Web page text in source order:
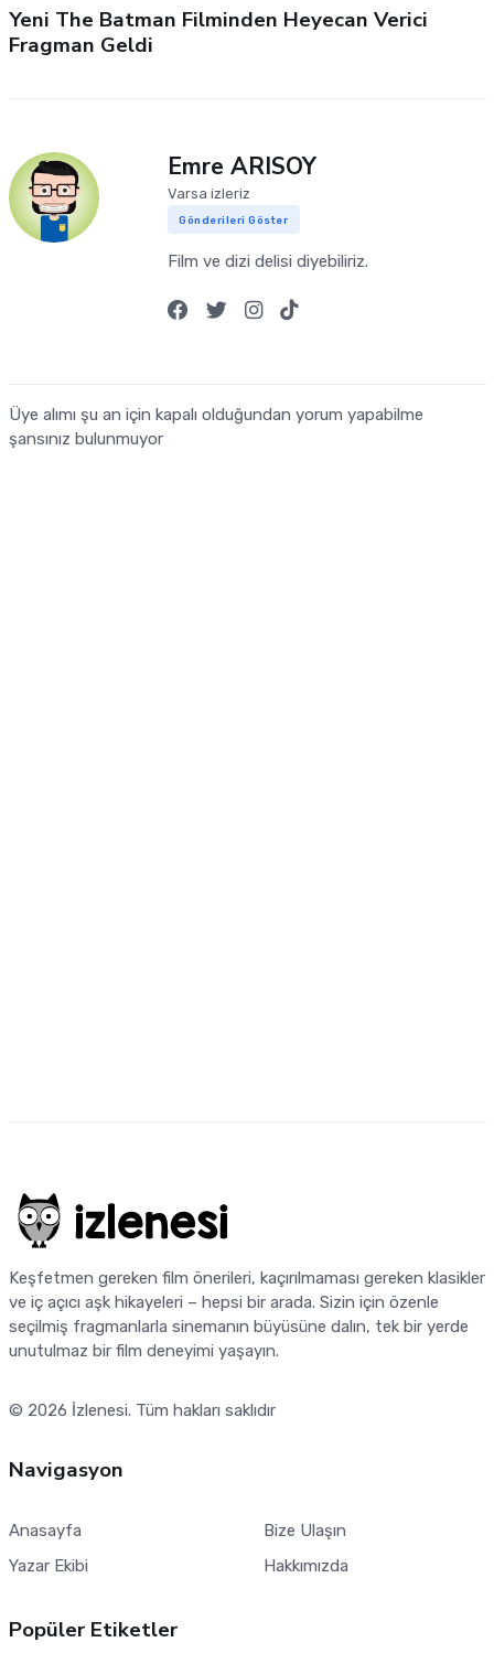
Yeni The Batman Filminden Heyecan Verici
Fragman Geldi
Emre ARISOY
Varsa izleriz
Gönderileri Göster
Film ve dizi delisi diyebiliriz.
Üye alımı şu an için kapalı olduğundan yorum yapabilme
şansınız bulunmuyor
Keşfetmen gereken film önerileri, kaçırılmaması gereken klasikler
ve iç açıcı aşk hikayeleri – hepsi bir arada. Sizin için özenle
seçilmiş fragmanlarla sinemanın büyüsüne dalın, tek bir yerde
unutulmaz bir film deneyimi yaşayın.
© 2026 İzlenesi. Tüm hakları saklıdır
Navigasyon
Anasayfa
Yazar Ekibi
Bize Ulaşın
Hakkımızda
Popüler Etiketler